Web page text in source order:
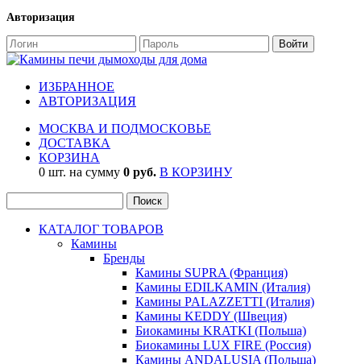
Авторизация
ИЗБРАННОЕ
АВТОРИЗАЦИЯ
МОСКВА И ПОДМОСКОВЬЕ
ДОСТАВКА
КОРЗИНА
0 шт. на сумму 0 руб. В КОРЗИНУ
КАТАЛОГ ТОВАРОВ
Камины
Бренды
Камины SUPRA (Франция)
Камины EDILKAMIN (Италия)
Камины PALAZZETTI (Италия)
Камины KEDDY (Швеция)
Биокамины KRATKI (Польша)
Биокамины LUX FIRE (Россия)
Камины ANDALUSIA (Польша)